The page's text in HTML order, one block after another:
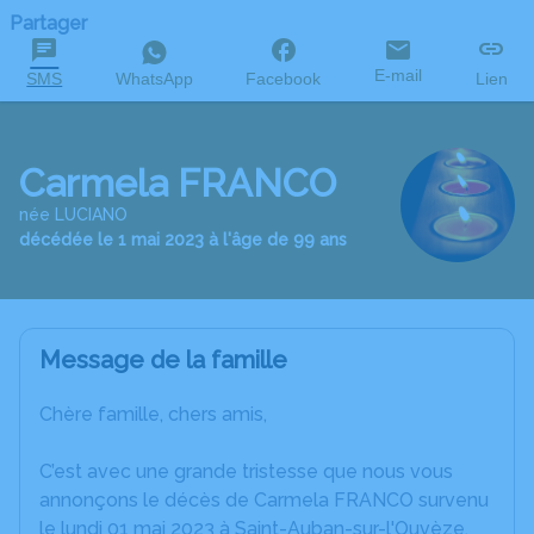
Partager
SMS WhatsApp Facebook E-mail Lien
Carmela FRANCO
née LUCIANO
décédée le 1 mai 2023 à l'âge de 99 ans
Message de la famille
Chère famille, chers amis,
C’est avec une grande tristesse que nous vous
annonçons le décès de Carmela FRANCO survenu
le lundi 01 mai 2023 à Saint-Auban-sur-l'Ouvèze.